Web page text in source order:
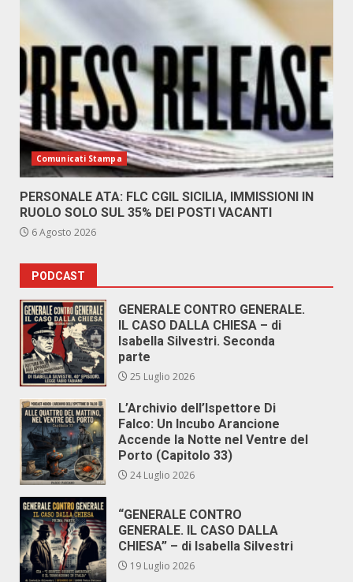
Comunicati Stampa
PERSONALE ATA: FLC CGIL SICILIA, IMMISSIONI IN
RUOLO SOLO SUL 35% DEI POSTI VACANTI
6 Agosto 2026
PODCAST
GENERALE CONTRO GENERALE.
IL CASO DALLA CHIESA – di
Isabella Silvestri. Seconda
parte
25 Luglio 2026
L’Archivio dell’Ispettore Di
Falco: Un Incubo Arancione
Accende la Notte nel Ventre del
Porto (Capitolo 33)
24 Luglio 2026
“GENERALE CONTRO
GENERALE. IL CASO DALLA
CHIESA” – di Isabella Silvestri
19 Luglio 2026